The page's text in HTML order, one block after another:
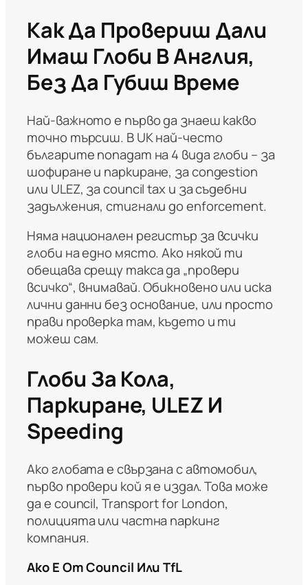
Как Да Провериш Дали
Имаш Глоби В Англия,
Без Да Губиш Време
Най-важното е първо да знаеш какво
точно търсиш. В UK най-често
българите попадат на 4 вида глоби – за
шофиране и паркиране, за congestion
или ULEZ, за council tax и за съдебни
задължения, стигнали до enforcement.
Няма национален регистър за всички
глоби на едно място. Ако някой ти
обещава срещу такса да „провери
всичко“, внимавай. Обикновено или иска
лични данни без основание, или просто
прави проверка там, където и ти
можеш сам.
Глоби За Кола,
Паркиране, ULEZ И
Speeding
Ако глобата е свързана с автомобил,
първо провери кой я е издал. Това може
да е council, Transport for London,
полицията или частна паркинг
компания.
Ако Е От Council Или TfL